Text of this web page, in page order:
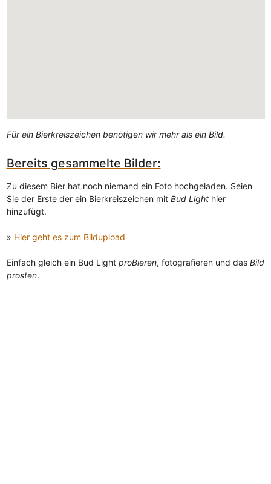
Für ein Bierkreiszeichen benötigen wir mehr als ein Bild.
Bereits gesammelte Bilder:
Zu diesem Bier hat noch niemand ein Foto hochgeladen. Seien
Sie der Erste der ein Bierkreiszeichen mit Bud Lighthier
hinzufügt.
» Hier geht es zum Bildupload
Einfach gleich ein Bud Light proBieren, fotografieren und das Bild
prosten.